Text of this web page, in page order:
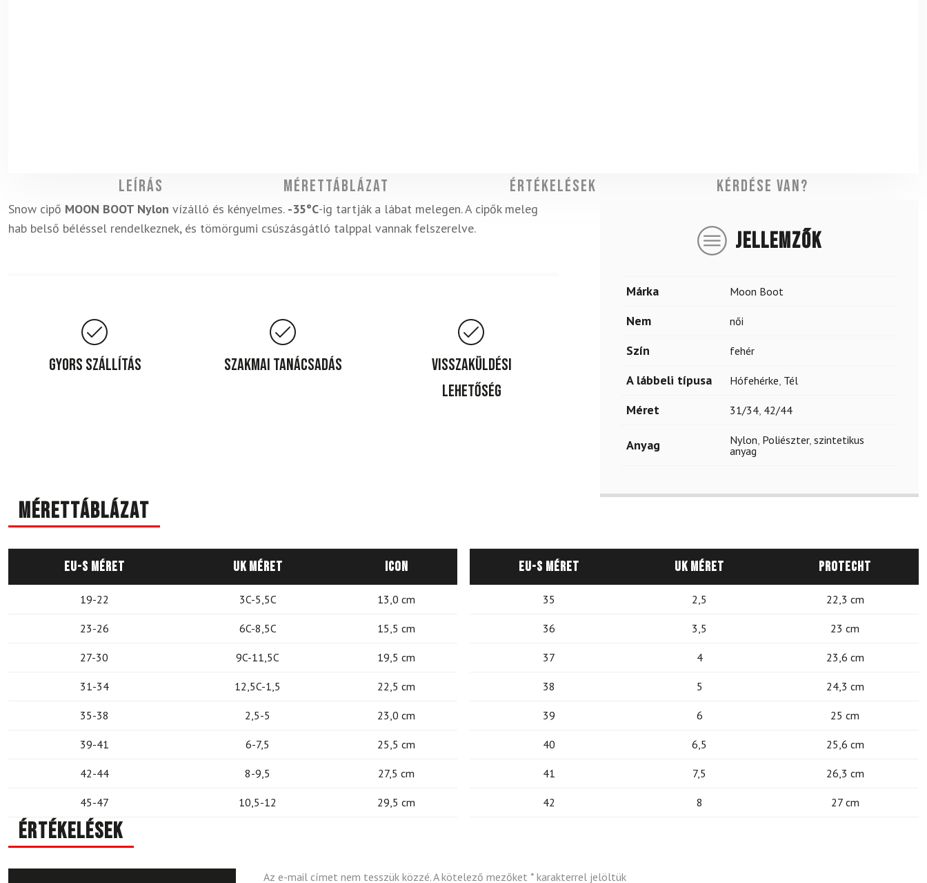
Leírás Mérettáblázat Értékelések Kérdése van?
Snow cipő MOON BOOT Nylon vízálló és kényelmes. -35°C-ig tartják a lábat melegen. A cipők meleg
hab belső béléssel rendelkeznek, és tömörgumi csúszásgátló talppal vannak felszerelve.
Gyors szállítás Szakmai tanácsadás
Visszaküldési
lehetőség
JELLEMZŐK
Márka Moon Boot
Nem női
Szín fehér
A lábbeli típusa Hófehérke, Tél
Méret 31/34, 42/44
Anyag Nylon, Poliészter, szintetikus
anyag
Mérettáblázat
EU-s méret UK méret Icon
19-22 3C-5,5C 13,0 cm
23-26 6C-8,5C 15,5 cm
27-30 9C-11,5C 19,5 cm
31-34 12,5C-1,5 22,5 cm
35-38 2,5-5 23,0 cm
39-41 6-7,5 25,5 cm
42-44 8-9,5 27,5 cm
45-47 10,5-12 29,5 cm
EU-s méret UK méret Protecht
35 2,5 22,3 cm
36 3,5 23 cm
37 4 23,6 cm
38 5 24,3 cm
39 6 25 cm
40 6,5 25,6 cm
41 7,5 26,3 cm
42 8 27 cm
Értékelések
Az e-mail címet nem tesszük közzé.A kötelező mezőket *karakterrel jelöltük